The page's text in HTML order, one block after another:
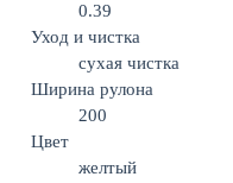
0.39
Уход и чистка
сухая чистка
Ширина рулона
200
Цвет
желтый